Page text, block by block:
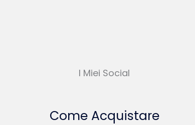
I Miei Social
Come Acquistare